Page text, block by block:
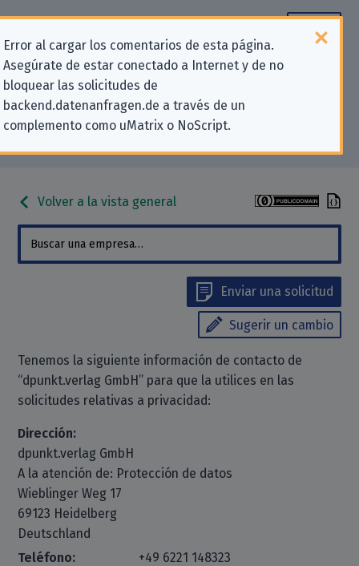
Error al cargar los comentarios de esta página.
Asegúrate de estar conectado a Internet y de no
bloquear las solicitudes de
backend.datenanfragen.de a través de un
complemento como uMatrix o NoScript.
Información de contacto para
solicitudes relativas a la privacidad
para «dpunkt.verlag GmbH»
Volver a la vista general
Enviar una solicitud
Sugerir un cambio
Tenemos la siguiente información de contacto de
“dpunkt.verlag GmbH” para que la utilices en las
solicitudes relativas a privacidad:
Dirección:
dpunkt.verlag GmbH
A la atención de: Protección de datos
Wieblinger Weg 17
69123 Heidelberg
Deutschland
Teléfono:
+49 6221 148323